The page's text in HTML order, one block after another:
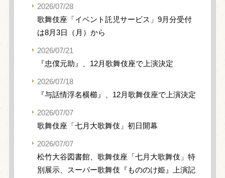
2026/07/28
歌舞伎座「イベント託児サービス」9月分受付
は8月3日（月）から
2026/07/21
『忠僕元助』、12月歌舞伎座で上演決定
2026/07/18
『与話情浮名横櫛』、12月歌舞伎座で上演決定
2026/07/07
歌舞伎座「七月大歌舞伎」初日開幕
2026/07/07
松竹大谷図書館、歌舞伎座「七月大歌舞伎」特
別展示、スーパー歌舞伎『もののけ姫』上演記